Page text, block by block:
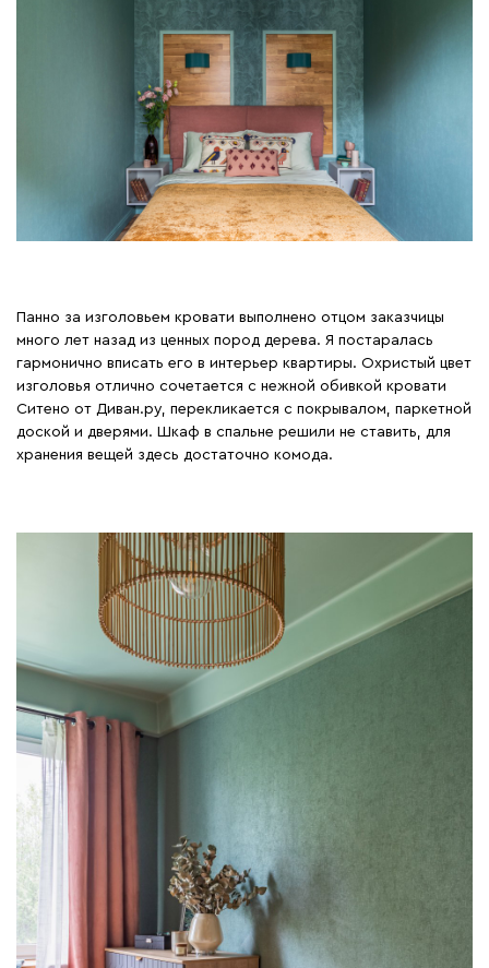
Панно за изголовьем кровати выполнено отцом заказчицы
много лет назад из ценных пород дерева. Я постаралась
гармонично вписать его в интерьер квартиры. Охристый цвет
изголовья отлично сочетается с нежной обивкой кровати
Ситено от Диван.ру, перекликается с покрывалом, паркетной
доской и дверями. Шкаф в спальне решили не ставить, для
хранения вещей здесь достаточно комода.